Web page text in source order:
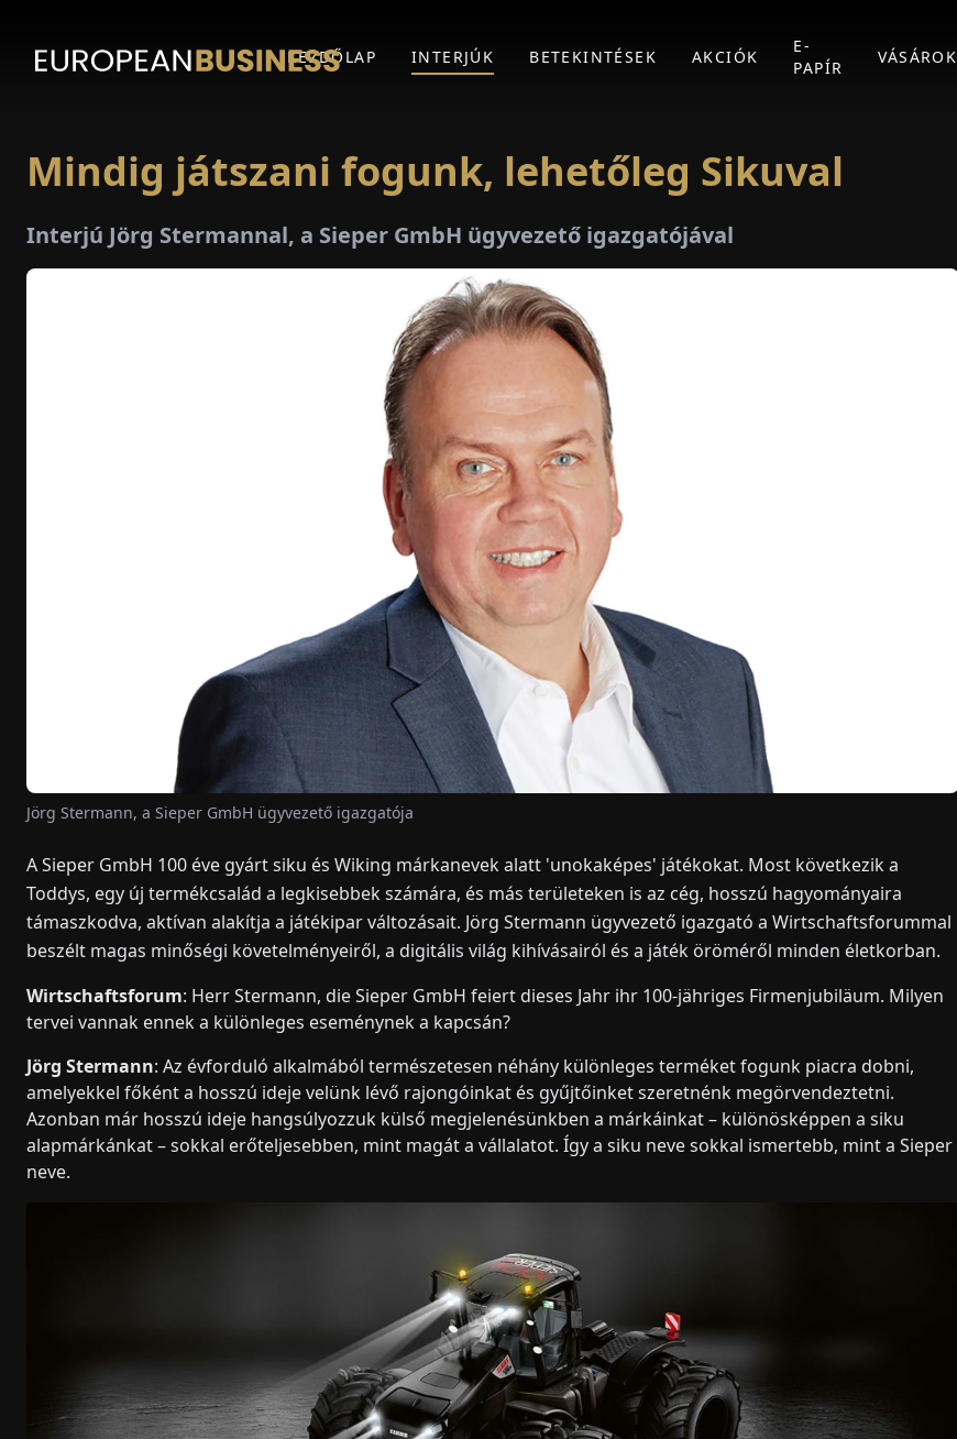
KEZDŐLAP INTERJÚK BETEKINTÉSEK AKCIÓK
E-
PAPÍR
VÁSÁROK
Mindig játszani fogunk, lehetőleg Sikuval
Interjú Jörg Stermannal, a Sieper GmbH ügyvezető igazgatójával
Jörg Stermann, a Sieper GmbH ügyvezető igazgatója
A Sieper GmbH 100 éve gyárt siku és Wiking márkanevek alatt 'unokaképes' játékokat. Most következik a
Toddys, egy új termékcsalád a legkisebbek számára, és más területeken is az cég, hosszú hagyományaira
támaszkodva, aktívan alakítja a játékipar változásait. Jörg Stermann ügyvezető igazgató a Wirtschaftsforummal
beszélt magas minőségi követelményeiről, a digitális világ kihívásairól és a játék öröméről minden életkorban.
Wirtschaftsforum: Herr Stermann, die Sieper GmbH feiert dieses Jahr ihr 100-jähriges Firmenjubiläum. Milyen
tervei vannak ennek a különleges eseménynek a kapcsán?
Jörg Stermann: Az évforduló alkalmából természetesen néhány különleges terméket fogunk piacra dobni,
amelyekkel főként a hosszú ideje velünk lévő rajongóinkat és gyűjtőinket szeretnénk megörvendeztetni.
Azonban már hosszú ideje hangsúlyozzuk külső megjelenésünkben a márkáinkat – különösképpen a siku
alapmárkánkat – sokkal erőteljesebben, mint magát a vállalatot. Így a siku neve sokkal ismertebb, mint a Sieper
neve.